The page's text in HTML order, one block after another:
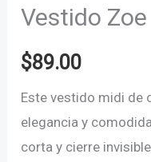
Vestido Zoe
$89.00
Este vestido midi de
elegancia y
corta y cierre